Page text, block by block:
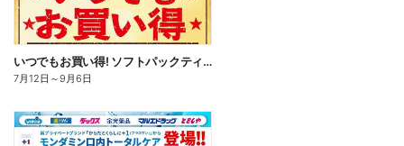
いつでもお買い得! ソフトパックティッシュ
7月12日 ～9月6日